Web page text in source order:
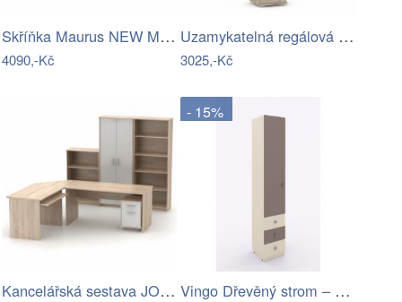
Skříňka Maurus NEW MA32 Tempo Kondela
4090,-Kč
Uzamykatelná regálová skříňka 50D2 - DR
3025,-Kč
Kancelářská sestava JOHAN NEW Tempo…
- 15%
Vingo Dřevěný strom – držák na láhev –…